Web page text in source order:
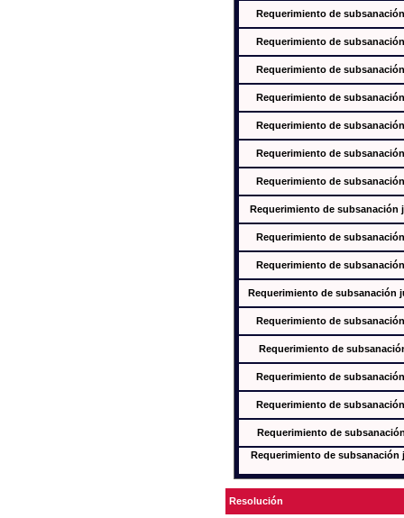
Requerimiento de
Requerimiento de
Requerimiento de
Requerimiento de
Requerimiento de
Requerimiento de
Requerimiento de
Requerimiento de subsanación
Requerimiento de
Requerimiento de
Requerimiento de subsanación
Requerimiento de
Requerimiento de
Requerimiento de
Requerimiento de
Requerimiento de
Requerimiento de
Resolución